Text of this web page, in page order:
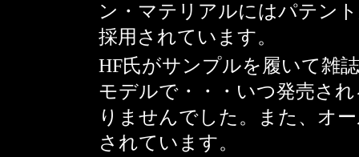
ン・マテリアルにはパテン
採用されています。
HF氏がサンプルを履いて雑
モデルで・・・いつ発売さ
りませんでした。また、オ
されています。